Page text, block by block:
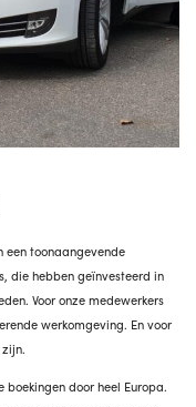
een toonaangevende
die hebben geïnvesteerd in
Voor onze medewerkers
werkomgeving. En voor
door heel Europa.